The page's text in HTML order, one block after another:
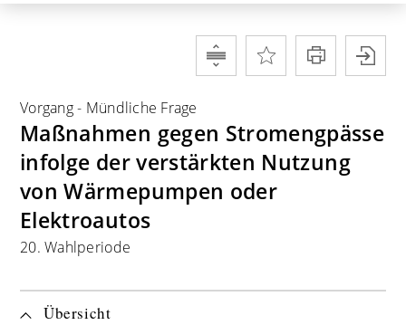
Vorgang- Mündliche Frage
Maßnahmen gegen Stromengpässe
infolge der verstärkten Nutzung
von Wärmepumpen oder
Elektroautos
20. Wahlperiode
Übersicht